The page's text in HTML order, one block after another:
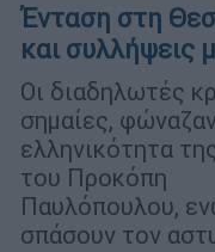
Ένταση στη
και συλλήψεις
Οι διαδηλωτές
σημαίες,
ελληνικότητα
του Προκόπη
Παυλόπουλου,
σπάσουν τον